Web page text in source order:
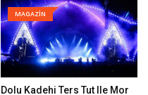
MAGAZİN
Dolu Kadehi Ters Tut Ile Mor